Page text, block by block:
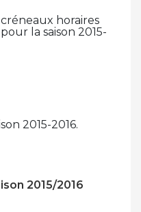
horaires
la saison 2015-
2015-2016.
2015/2016